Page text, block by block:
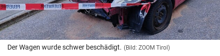
© Krone Multimedia GmbH & Co KG 2026
Muthgasse 2, 1190 Wien
Der Wagen wurde schwer beschädigt. (Bild: ZOOM Tirol)